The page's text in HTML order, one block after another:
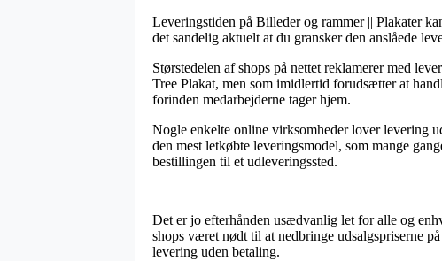
Leveringstiden på Billeder og rammer || Plakater
det sandelig aktuelt at du gransker den anslåede
Størstedelen af shops på nettet reklamerer med
Tree Plakat, men som imidlertid forudsætter at
forinden medarbejderne tager hjem.
Nogle enkelte online virksomheder lover levering
den mest letkøbte leveringsmodel, som mange
bestillingen til et udleveringssted.
Det er jo efterhånden usædvanlig let for alle og
shops været nødt til at nedbringe udsalgspriserne
levering uden betaling.